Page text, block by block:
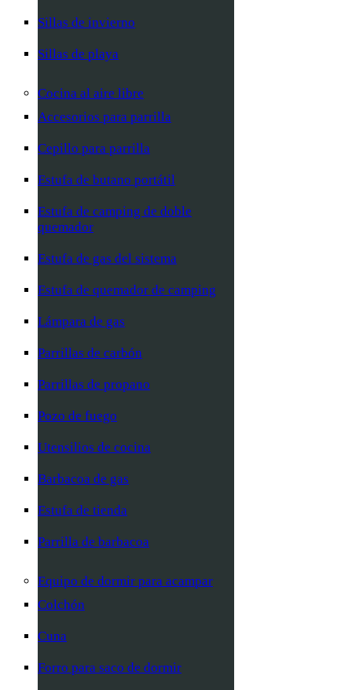
Sillas de invierno
Sillas de playa
Cocina al aire libre
Accesorios para parrilla
Cepillo para parrilla
Estufa de butano portátil
Estufa de camping de doble
quemador
Estufa de gas del sistema
Estufa de quemador de camping
Lámpara de gas
Parrillas de carbón
Parrillas de propano
Pozo de fuego
Utensilios de cocina
Barbacoa de gas
Estufa de tienda
Parrilla de barbacoa
Equipo de dormir para acampar
Colchón
Cuna
Forro para saco de dormir